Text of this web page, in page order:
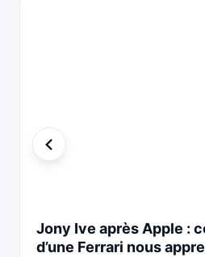
Jony Ive après Apple :
d’une Ferrari nous